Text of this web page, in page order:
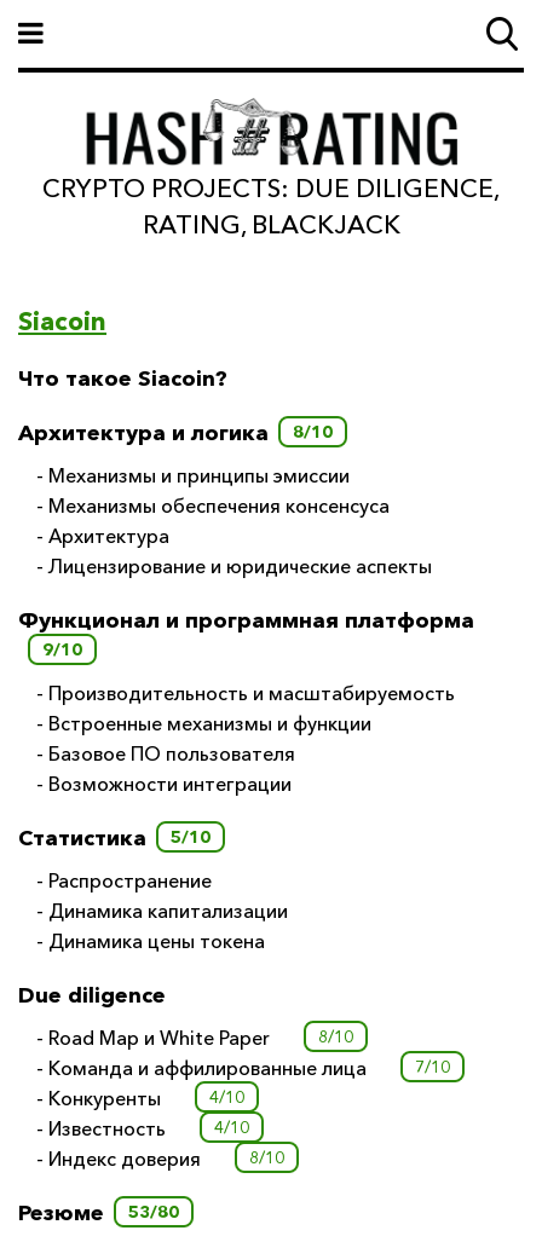
CRYPTO PROJECTS: DUE DILIGENCE,
RATING, BLACKJACK
Siacoin
Что такое Siacoin?
Архитектура и логика 8/10
- Механизмы и принципы эмиссии
- Механизмы обеспечения консенсуса
- Архитектура
- Лицензирование и юридические аспекты
Функционал и программная платформа
9/10
- Производительность и масштабируемость
- Встроенные механизмы и функции
- Базовое ПО пользователя
- Возможности интеграции
Статистика 5/10
- Распространение
- Динамика капитализации
- Динамика цены токена
Due diligence
- Road Map и White Paper 8/10
- Команда и аффилированные лица 7/10
- Конкуренты 4/10
- Известность 4/10
- Индекс доверия 8/10
Резюме 53/80